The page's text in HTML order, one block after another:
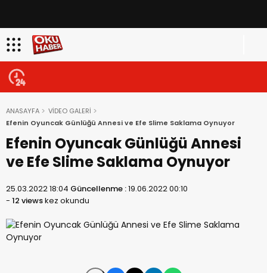
ANASAYFA
VİDEO GALERİ
Efenin Oyuncak Günlüğü Annesi ve Efe Slime Saklama Oynuyor
Efenin Oyuncak Günlüğü Annesi
ve Efe Slime Saklama Oynuyor
25.03.2022 18:04 Güncellenme :19.06.2022 00:10
- 12 viewskez okundu